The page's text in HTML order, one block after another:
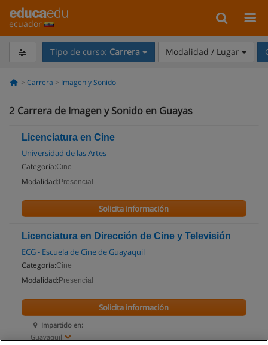
ecuador
Tipo de curso: Carrera Modalidad / Lugar
Carrera Imagen y Sonido
2 Carrera de Imagen y Sonido en Guayas
Licenciatura en Cine
Universidad de las Artes
Categoría:Cine
Modalidad: Presencial
Solicita información
Licenciatura en Dirección de Cine y Televisión
ECG - Escuela de Cine de Guayaquil
Categoría:Cine
Modalidad: Presencial
Impartido en:
Guayaquil
Solicita información